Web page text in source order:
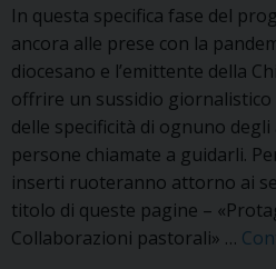
In questa specifica fase del
ancora alle prese con la
diocesano e l’emittente della
offrire un sussidio
delle specificità di ognuno
persone chiamate a guidarli.
inserti ruoteranno attorno ai
titolo di queste pagine –
Collaborazioni pastorali» …